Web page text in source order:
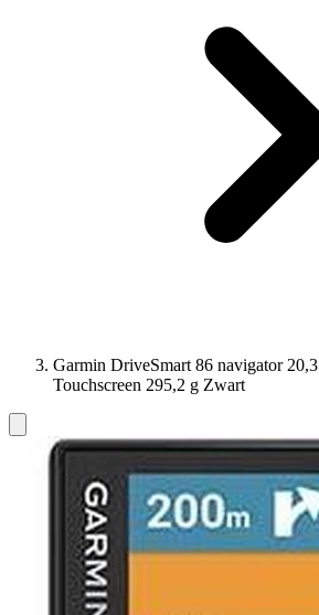
Garmin DriveSmart 86 navigator
Touchscreen 295,2 g Zwart